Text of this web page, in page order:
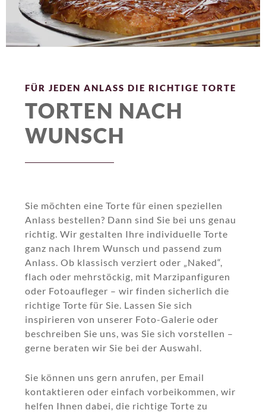
FÜR JEDEN ANLASS DIE RICHTIGE TORTE
TORTEN NACH
WUNSCH
Sie möchten eine Torte für einen speziellen
Anlass bestellen? Dann sind Sie bei uns genau
richtig. Wir gestalten Ihre individuelle Torte
ganz nach Ihrem Wunsch und passend zum
Anlass. Ob klassisch verziert oder „Naked“,
flach oder mehrstöckig, mit Marzipanfiguren
oder Fotoaufleger – wir finden sicherlich die
richtige Torte für Sie. Lassen Sie sich
inspirieren von unserer Foto-Galerie oder
beschreiben Sie uns, was Sie sich vorstellen –
gerne beraten wir Sie bei der Auswahl.
Sie können uns gern anrufen, per Email
kontaktieren oder einfach vorbeikommen, wir
helfen Ihnen dabei, die richtige Torte zu